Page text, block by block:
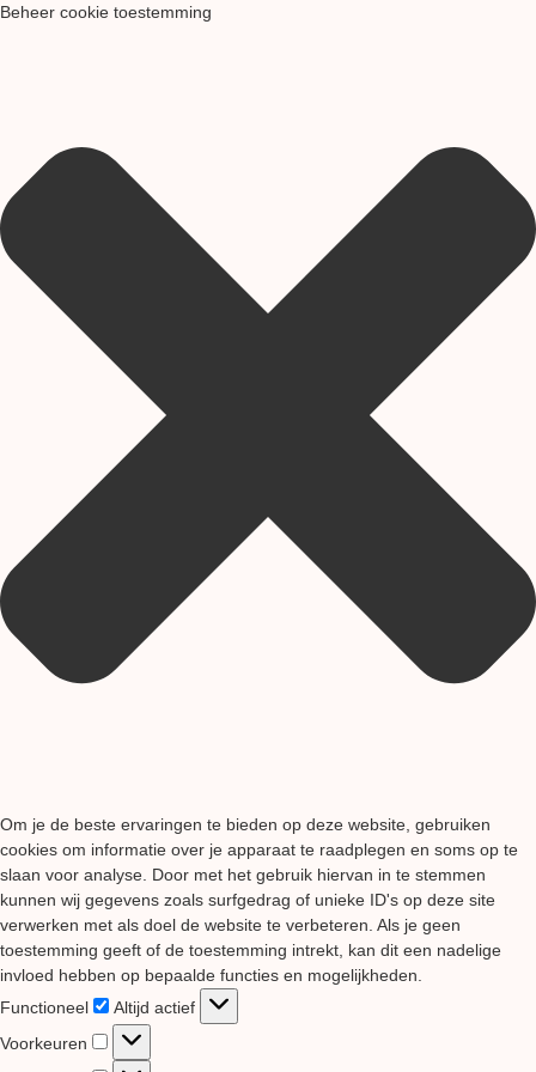
Beheer cookie toestemming
Om je de beste ervaringen te bieden op deze website, gebruiken
cookies om informatie over je apparaat te raadplegen en soms op te
slaan voor analyse. Door met het gebruik hiervan in te stemmen
kunnen wij gegevens zoals surfgedrag of unieke ID's op deze site
verwerken met als doel de website te verbeteren. Als je geen
toestemming geeft of de toestemming intrekt, kan dit een nadelige
invloed hebben op bepaalde functies en mogelijkheden.
Functioneel
Functioneel
Altijd actief
Voorkeuren
Voorkeuren